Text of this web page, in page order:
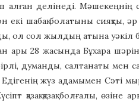
алған делінеді.
шабақ болатыны сияқты,
ол сол жылдың атына
ары 28 жасында Бұхара
думанды, салтанаты мен
Едігенің жүз адамымен Сәті
қазақ қазақ болғалы, өзіне